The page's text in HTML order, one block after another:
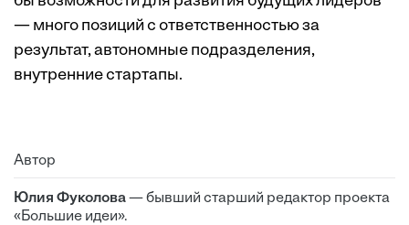
— много позиций с ответственностью за
результат, автономные подразделения,
внутренние стартапы.
Автор
Юлия Фуколова— бывший старший редактор проекта
«Большие идеи».